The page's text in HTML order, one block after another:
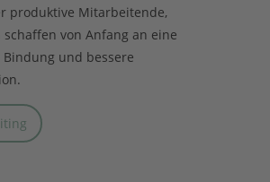
produktive Mitarbeitende,
schaffen von Anfang an eine
Bindung und bessere